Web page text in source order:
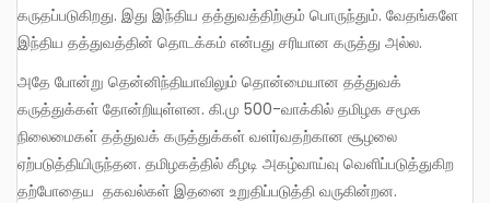
கருதப்படுகிறது. இது இந்திய தத்துவத்திற்கும் பொருந்தும். வேதங்களே
இந்திய தத்துவத்தின் தொடக்கம் என்பது சரியான கருத்து அல்ல.
அதே போன்று தென்னிந்தியாவிலும் தொன்மையான தத்துவக்
கருத்துக்கள் தோன்றியுள்ளன. கி.மு 500-வாக்கில் தமிழக சமூக
நிலைமைகள் தத்துவக் கருத்துக்கள் வளர்வதற்கான சூழலை
ஏற்படுத்தியிருந்தன. தமிழகத்தில் கீழடி அகழ்வாய்வு வெளிப்படுத்துகிற
தற்போதைய தகவல்கள் இதனை உறுதிப்படுத்தி வருகின்றன.